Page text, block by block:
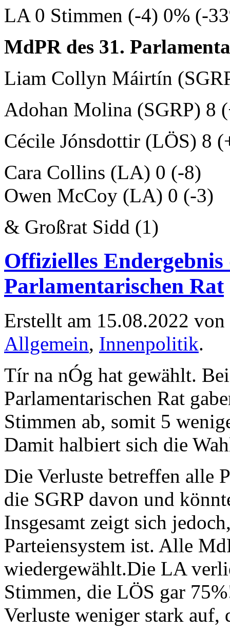
LA 0 Stimmen (-4) 0% (-
MdPR des 31.
Liam Collyn Máirtín
Adohan Molina (SGRP) 8
Cécile Jónsdottir (LÖS) 8
Cara Collins (LA) 0 (-8)
Owen McCoy (LA) 0 (-3)
& Großrat Sidd (1)
Offizielles
Parlamentarischen Rat
Erstellt am 15.08.2022
Allgemein, Innenpolitik.
Tír na nÓg hat gewählt.
Parlamentarischen Rat
Stimmen ab, somit 5
Damit halbiert sich die
Die Verluste betreffen alle
die SGRP davon und
Insgesamt zeigt sich
Parteiensystem ist. Alle
wiedergewählt.Die LA
Stimmen, die LÖS gar
Verluste weniger stark auf,